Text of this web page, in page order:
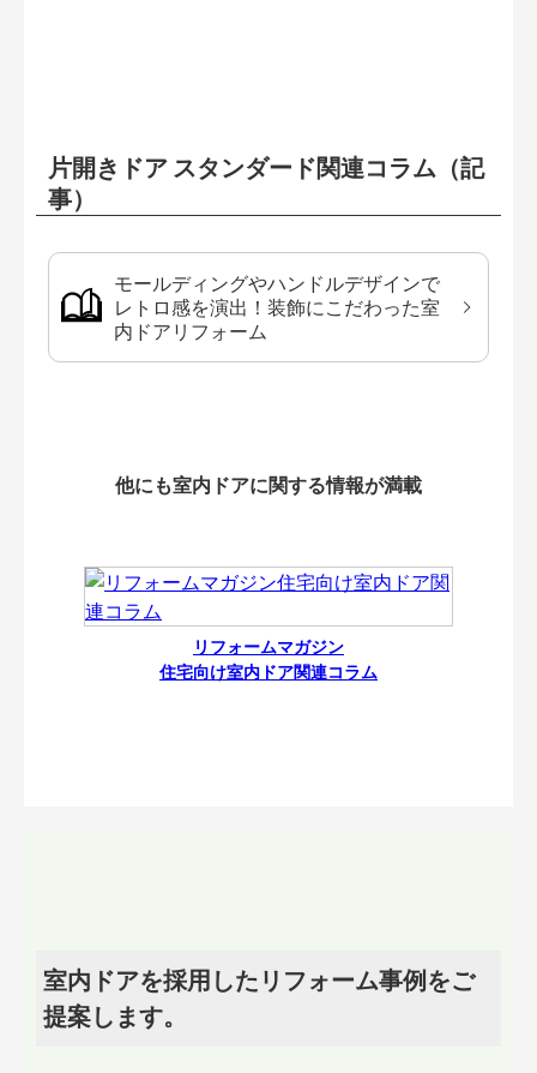
片開きドア スタンダード関連コラム（記
事）
モールディングやハンドルデザインで
レトロ感を演出！装飾にこだわった室
内ドアリフォーム
他にも室内ドアに関する情報が満載
リフォームマガジン
住宅向け室内ドア関連コラム
室内ドアを採用したリフォーム事例をご
提案します。